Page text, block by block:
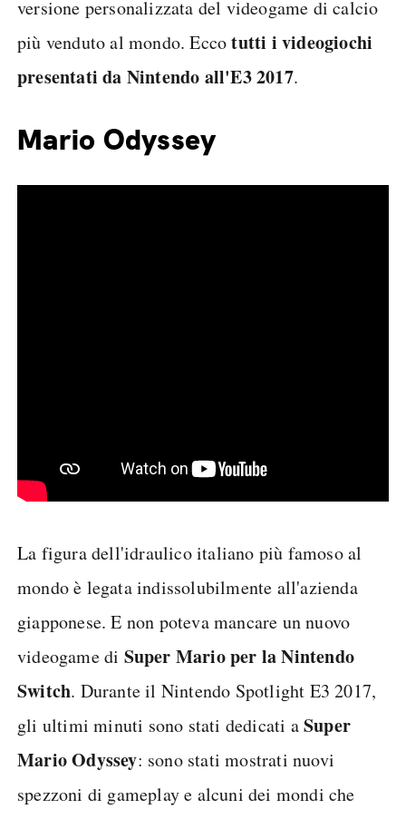
versione personalizzata del videogame di calcio
più venduto al mondo. Eccotutti i videogiochi
presentati da Nintendo all'E3 2017.
Mario Odyssey
La figura dell'idraulico italiano più famoso al
mondo è legata indissolubilmente all'azienda
giapponese. E non poteva mancare un nuovo
videogame di Super Mario per la Nintendo
Switch. Durante il Nintendo Spotlight E3 2017,
gli ultimi minuti sono stati dedicati aSuper
Mario Odyssey: sono stati mostrati nuovi
spezzoni di gameplay e alcuni dei mondi che